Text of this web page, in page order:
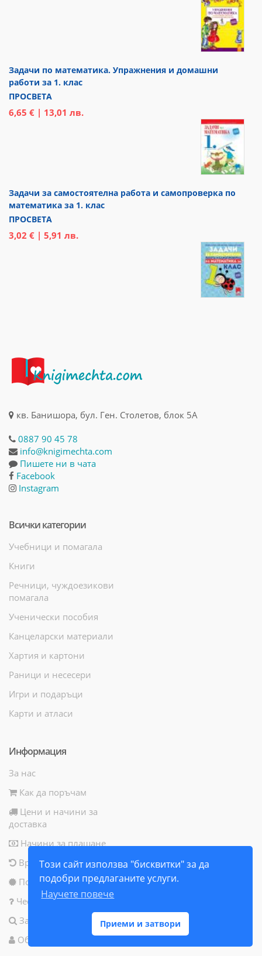
Този сайт използва "бисквитки" за да
подобри предлаганите услуги.
Научете повече
Приеми и затвори
Задачи по математика. Упражнения и домашни
работи за 1. клас
ПРОСВЕТА
6,65 € | 13,01 лв.
Задачи за самостоятелна работа и самопроверка по
математика за 1. клас
ПРОСВЕТА
3,02 € | 5,91 лв.
кв. Банишора, бул. Ген. Столетов, блок 5А
0887 90 45 78
info@knigimechta.com
Пишете ни в чата
Facebook
Instagram
Всички категории
Учебници и помагала
Книги
Речници, чуждоезикови
помагала
Ученически пособия
Канцеларски материали
Хартия и картони
Раници и несесери
Игри и подаръци
Карти и атласи
Информация
За нас
Как да поръчам
Цени и начини за
доставка
Начини за плащане
Връщане на продукт
Политика за бисквитки
Често задавани въпроси
Запитване за продукт
Общи условия за ползване